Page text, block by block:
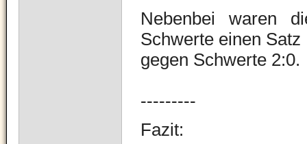
Nebenbei waren
Schwerte einen
gegen Schwerte 2:0.
---------
Fazit: